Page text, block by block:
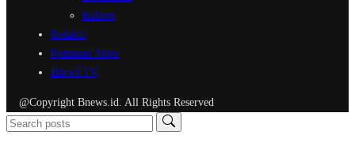
Kuliner
Redaksi
Pedoman Siber
Bnews TV
@Copyright Bnews.id. All Rights Reserved